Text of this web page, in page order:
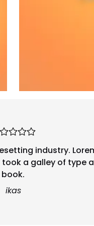
industry.
a galley of
book.
ikas